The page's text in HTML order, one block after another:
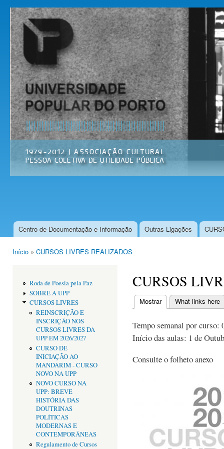
Universidade
Popular do
Porto
Associação
Cultural
Menu principal
Centro de Documentação e Informação Outras Ligações
Início » CURSOS LIVRES REALIZADOS
Roda de Poesia pela Paz
SOBRE A UPP
CURSOS LIVRES
REINSCRIÇÃO E
INSCRIÇÃO NOS
CURSOS LIVRES DA
UPP EM 2026/2027
CURSO DE
INICIAÇÃO AO
MANDARIM - CURSO
NOVO NA UPP
NOVO CURSO NA
UPP: BREVE
HISTÓRIA DAS
DOUTRINAS
POLÍTICAS
MODERNAS E
CONTEMPORÂNEAS
Regulamento de Cursos
CURSOS
Separadores
Mostrar(separador ativo)
What links here
Tempo semanal por curso:
Início das aulas: 1 de
Consulte o folheto anexo